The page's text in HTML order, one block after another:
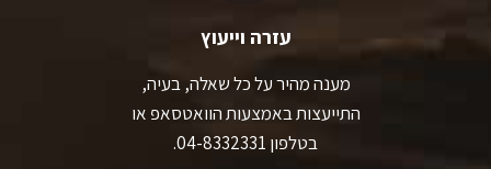
עזרה וייעוץ
מענה מהיר על כל שאלה, בעיה,
התייעצות באמצעות הוואטסאפ או
בטלפון 04-8332331.